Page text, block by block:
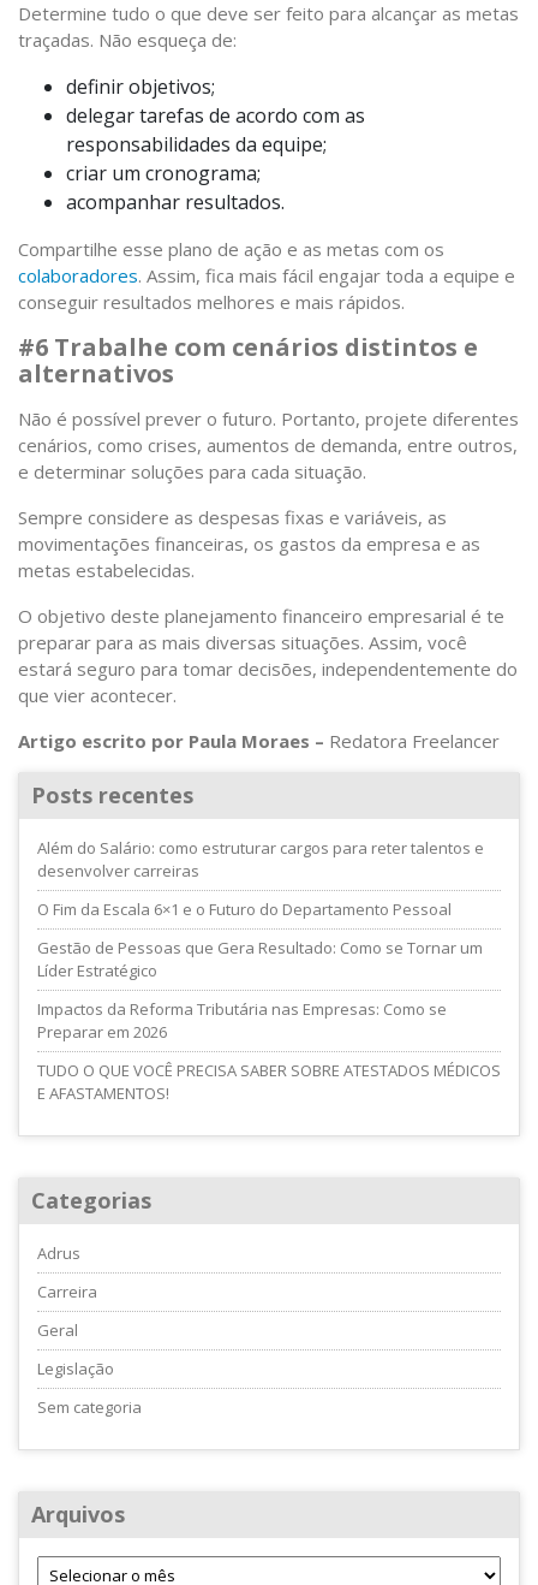
Determine tudo o que deve ser feito para alcançar as metas
traçadas. Não esqueça de:
definir objetivos;
delegar tarefas de acordo com as
responsabilidades da equipe;
criar um cronograma;
acompanhar resultados.
Compartilhe esse plano de ação e as metas com os
colaboradores. Assim, fica mais fácil engajar toda a equipe e
conseguir resultados melhores e mais rápidos.
#6 Trabalhe com cenários distintos e
alternativos
Não é possível prever o futuro. Portanto, projete diferentes
cenários, como crises, aumentos de demanda, entre outros,
e determinar soluções para cada situação.
Sempre considere as despesas fixas e variáveis, as
movimentações financeiras, os gastos da empresa e as
metas estabelecidas.
O objetivo deste planejamento financeiro empresarial é te
preparar para as mais diversas situações. Assim, você
estará seguro para tomar decisões, independentemente do
que vier acontecer.
Artigo escrito por Paula Moraes – Redatora Freelancer
Posts recentes
Além do Salário: como estruturar cargos para reter talentos e
desenvolver carreiras
O Fim da Escala 6×1 e o Futuro do Departamento Pessoal
Gestão de Pessoas que Gera Resultado: Como se Tornar um
Líder Estratégico
Impactos da Reforma Tributária nas Empresas: Como se
Preparar em 2026
TUDO O QUE VOCÊ PRECISA SABER SOBRE ATESTADOS MÉDICOS
E AFASTAMENTOS!
Categorias
Adrus
Carreira
Geral
Legislação
Sem categoria
Arquivos